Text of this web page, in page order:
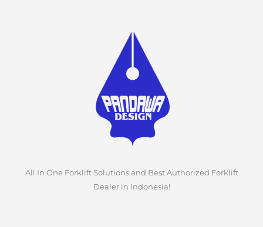
All In One Forklift Solutions and Best Authorized Forklift
Dealer in Indonesia!